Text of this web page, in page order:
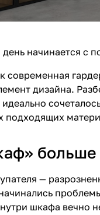
начинается с
современная
дизайна.
подходящих
больше
—
шкафа вечно